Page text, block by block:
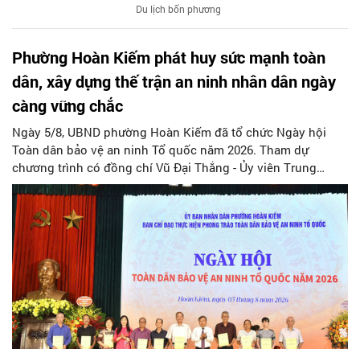
Du lịch bốn phương
Phường Hoàn Kiếm phát huy sức mạnh toàn
dân, xây dựng thế trận an ninh nhân dân ngày
càng vững chắc
Ngày 5/8, UBND phường Hoàn Kiếm đã tổ chức Ngày hội
Toàn dân bảo vệ an ninh Tổ quốc năm 2026. Tham dự
chương trình có đồng chí Vũ Đại Thắng - Ủy viên Trung
ương Đảng, Phó Bí thư Thành ủy, Chủ tịch UBND thành phố;
Đại tá Nguyễn Tiến Đạt, Ủy viên Ban Thường vụ Đảng ủy,
Phó Giám đốc Công an thành phố Hà Nội, cùng dự có các
đồng chí đại diện lãnh đạo các Sở, ban, ngành thuộc Thành
phố Hà Nội, các phòng nghiệp vụ Công an Thành phố Hà
Nội.